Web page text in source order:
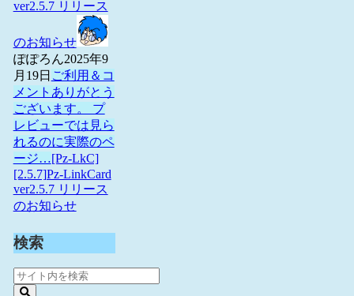
ver2.5.7 リリース
のお知らせ
ぽぽろん2025年9
月19日 ご利用＆コ
メントありがとう
ございます。 プ
レビューでは見ら
れるのに実際のペ
ージ…[Pz-LkC]
[2.5.7]Pz-LinkCard
ver2.5.7 リリース
のお知らせ
検索